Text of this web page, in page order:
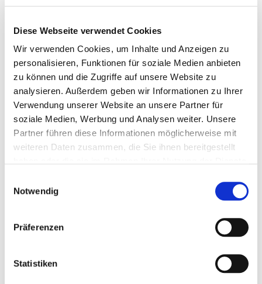
Diese Webseite verwendet Cookies
Wir verwenden Cookies, um Inhalte und Anzeigen zu
personalisieren, Funktionen für soziale Medien anbieten
zu können und die Zugriffe auf unsere Website zu
analysieren. Außerdem geben wir Informationen zu Ihrer
Verwendung unserer Website an unsere Partner für
soziale Medien, Werbung und Analysen weiter. Unsere
Partner führen diese Informationen möglicherweise mit
weiteren Daten zusammen, die Sie ihnen bereitgestellt
Notwendig
Präferenzen
Statistiken
Inhaltsstoffe
Rohprotein 14,0 %
Rohfett 8,0 %
Rohfaser 8,0 %
Rohasche 11,0 %
verd. Rohprotein 101 g/kg
Stärke